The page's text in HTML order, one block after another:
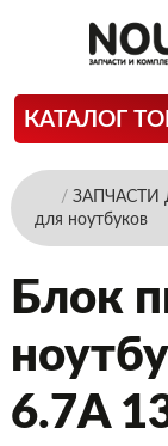
КАТАЛОГ
/ ЗАПЧАСТИ
для ноутбуков
Блок
6.7A